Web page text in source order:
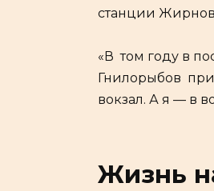
станции
«В том году в
Гнилорыбов
вокзал. А я — в
Жизнь